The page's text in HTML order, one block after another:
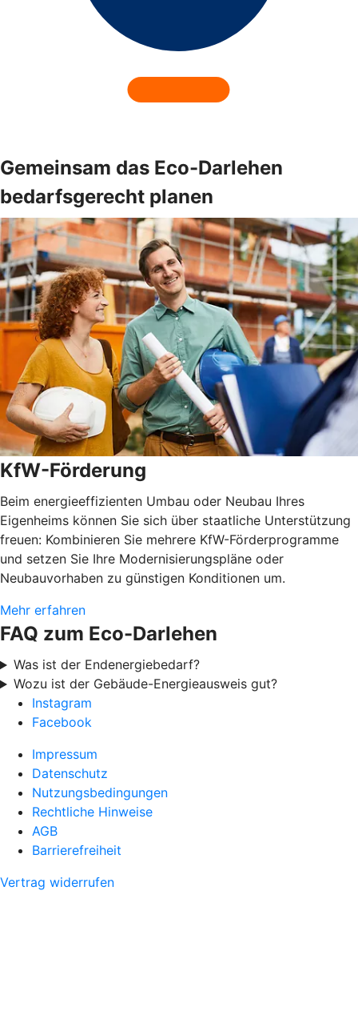
Gemeinsam das Eco-Darlehen
bedarfsgerecht planen
KfW-Förderung
Beim energieeffizienten Umbau oder Neubau Ihres
Eigenheims können Sie sich über staatliche Unterstützung
freuen: Kombinieren Sie mehrere KfW-Förderprogramme
und setzen Sie Ihre Modernisierungspläne oder
Neubauvorhaben zu günstigen Konditionen um.
Mehr erfahren
FAQ zum Eco-Darlehen
Was ist der Endenergiebedarf?
Wozu ist der Gebäude-Energieausweis gut?
Instagram
Facebook
Impressum
Datenschutz
Nutzungsbedingungen
Rechtliche Hinweise
AGB
Barrierefreiheit
Vertrag widerrufen